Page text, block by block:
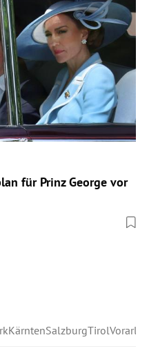
für Prinz George vor
KärntenSalzburgTirolVorarlberg